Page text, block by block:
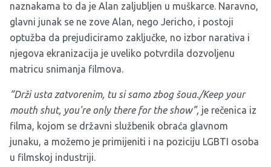
naznakama to da je Alan zaljubljen u muškarce. Naravno,
glavni junak se ne zove Alan, nego Jericho, i postoji
optužba da prejudiciramo zaključke, no izbor narativa i
njegova ekranizacija je uveliko potvrdila dozvoljenu
matricu snimanja filmova.
“Drži usta zatvorenim, tu si samo zbog šoua./Keep your
mouth shut, you're only there for the show”, je rečenica iz
filma, kojom se državni službenik obraća glavnom
junaku, a možemo je primijeniti i na poziciju LGBTI osoba
u filmskoj industriji.